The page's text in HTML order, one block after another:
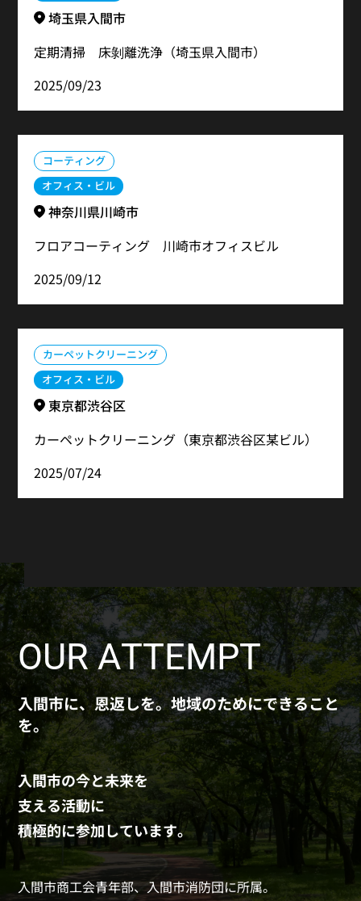
埼玉県入間市
定期清掃 床剝離洗浄（埼玉県入間市）
2025/09/23
コーティング
オフィス・ビル
神奈川県川崎市
フロアコーティング 川崎市オフィスビル
2025/09/12
カーペットクリーニング
オフィス・ビル
東京都渋谷区
カーペットクリーニング（東京都渋谷区某ビル）
2025/07/24
OUR ATTEMPT
入間市に、恩返しを。地域のためにできること
を。
入間市の今と未来を
支える活動に
積極的に参加しています。
入間市商工会青年部、入間市消防団に所属。